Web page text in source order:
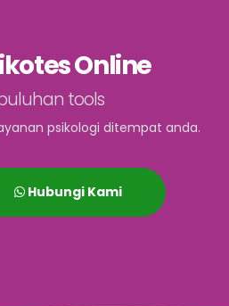
Online
tools
psikologi ditempat anda.
Hubungi Kami